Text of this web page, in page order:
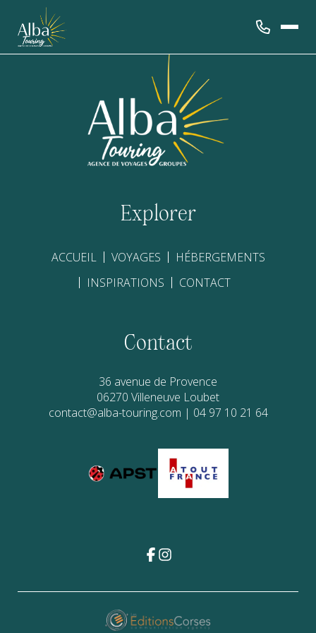
Explorer
ACCUEIL VOYAGES
HÉBERGEMENTS
INSPIRATIONS
CONTACT
Contact
36 avenue de Provence
06270 Villeneuve Loubet
contact@alba-touring.com | 04 97 10 21 64